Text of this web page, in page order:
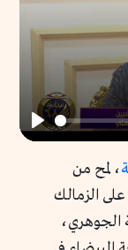
Play
، لمح من
الزمالك
الجوهري،